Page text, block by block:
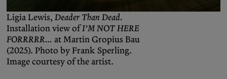
Ligia Lewis, Deader Than Dead.
Installation view ofI’M NOT HERE
FORRRRR… at Martin Gropius Bau
(2025). Photo by Frank Sperling.
Image courtesy of the artist.